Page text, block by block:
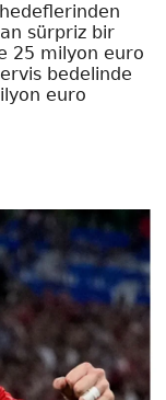
sürpriz bir
25 milyon euro
bedelinde
euro